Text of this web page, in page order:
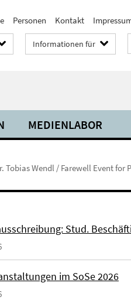
Personen Kontakt
Informationen für
MEDIENLABOR
Tobias Wendl / Farewell Event for
Stud.
im SoSe 2026